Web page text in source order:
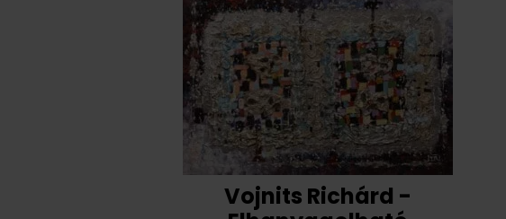
Vojnits Richárd -